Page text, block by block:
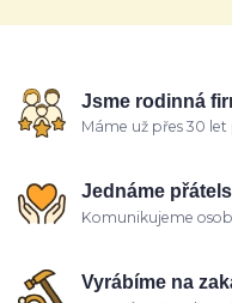
Jsme rodinná
Máme už přes 30
Jednáme
Komunikujeme
Vyrábíme na